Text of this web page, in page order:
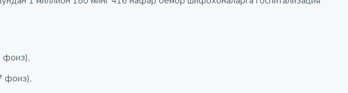
фоиз),
фоиз),